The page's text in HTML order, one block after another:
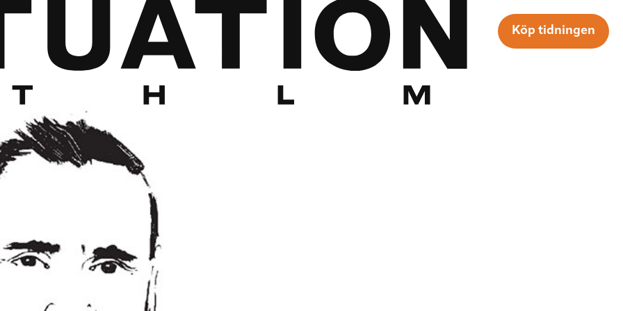
Köp tidningen